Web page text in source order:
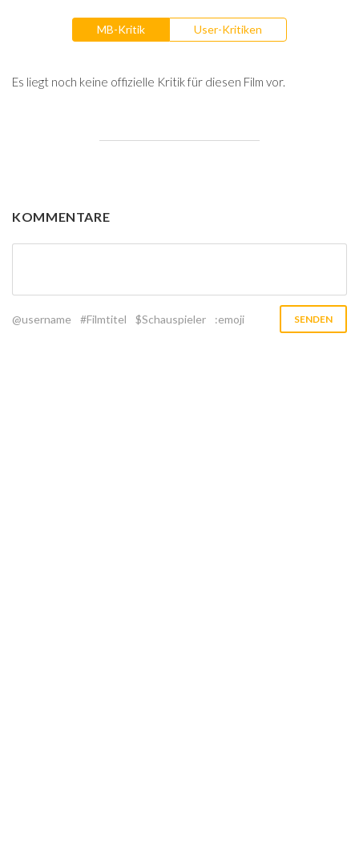
MB-Kritik User-Kritiken
Es liegt noch keine offizielle Kritik für diesen Film vor.
KOMMENTARE
@username #Filmtitel $Schauspieler :emoji